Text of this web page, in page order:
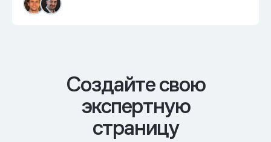
Cоздайте свою
экспертную
страницу